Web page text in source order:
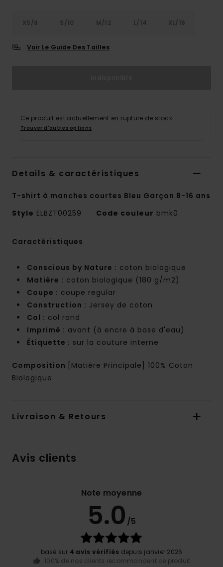
XS/8 S/10 M/12 L/14 XL/16
Voir Le Guide Des Tailles
Ce produit est actuellement en rupture de stock.
Trouver d'autres options
Details & caractéristiques
T-shirt à manches courtes Bleu Garçon 8-16 ans
Style ELBZT00259 Code couleur bmk0
Caractéristiques
Conscious by Nature : coton biologique
Matière : coton biologique (180 g/m2)
Coupe : coupe regular
Construction : Jersey de coton
Col : col rond
Imprimé : avant (à encre à base d'eau)
Étiquette : sur la couture interne
Composition
[Matière Principale] 100% Coton
Biologique
Livraison & Retours
Avis clients
Note moyenne
5.0 /5
basé sur 4 avis vérifiés depuis janvier 2026
100% de nos clients recommandent ce produit